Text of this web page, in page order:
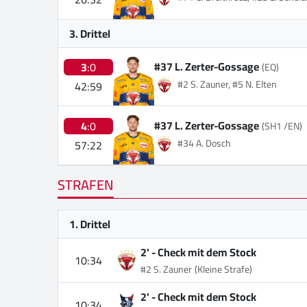
3. Drittel
3:0
42:59
#37 L. Zerter-Gossage(EQ)
#2 S. Zauner, #5 N. Elten
4:0
57:22
#37 L. Zerter-Gossage(SH1 /EN)
#34 A. Dosch
STRAFEN
1. Drittel
10:34
2' -Check mit dem Stock
#2 S. Zauner(Kleine Strafe)
2' -Check mit dem Stock